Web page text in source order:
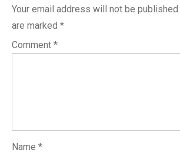
Your email address will not be published.
are marked *
Comment *
Name *